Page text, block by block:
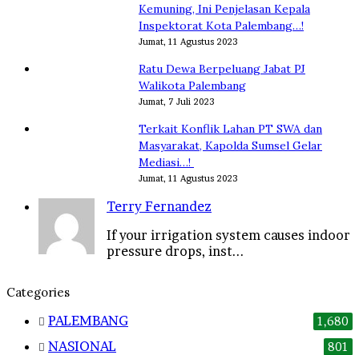
Kemuning, Ini Penjelasan Kepala
Inspektorat Kota Palembang…!
Jumat, 11 Agustus 2023
Ratu Dewa Berpeluang Jabat PJ
Walikota Palembang
Jumat, 7 Juli 2023
Terkait Konflik Lahan PT SWA dan
Masyarakat, Kapolda Sumsel Gelar
Mediasi…!
Jumat, 11 Agustus 2023
Terry Fernandez
If your irrigation system causes indoor
pressure drops, inst...
Categories
PALEMBANG 1,680
NASIONAL 801